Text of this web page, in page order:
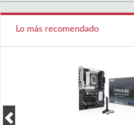
Lo más recomendado